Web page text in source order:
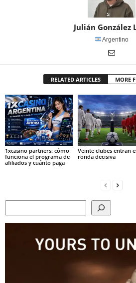
Julián González
Argentino
RELATED ARTICLES MORE
1xcasino partners: cómo
funciona el programa de
afiliados y cuánto paga
Veinte clubes entran
ronda decisiva